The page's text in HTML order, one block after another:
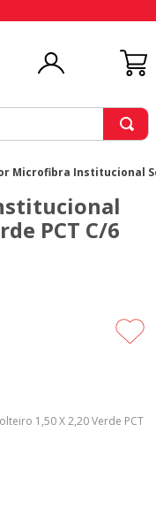
Microfibra Institucional
PCT C/6
1,50 X 2,20 Verde PCT